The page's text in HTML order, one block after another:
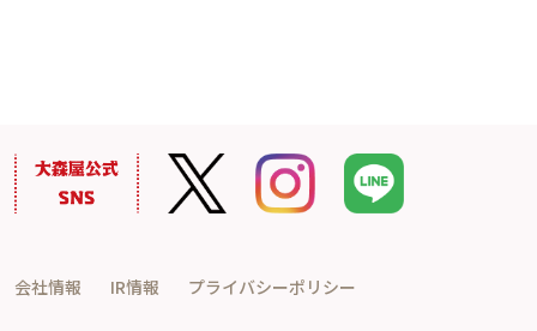
会社情報 IR情報 プライバシーポリシー